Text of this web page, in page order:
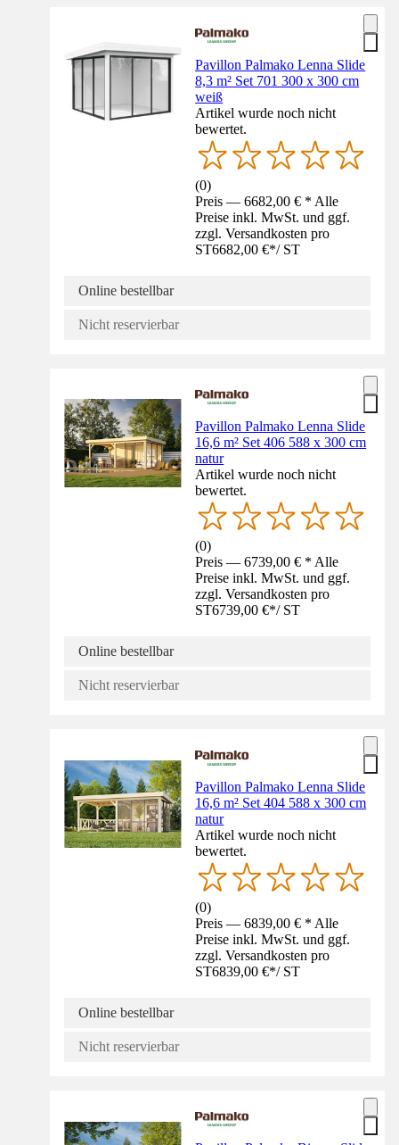
Pavillon Palmako Lenna Slide
8,3 m² Set 701 300 x 300 cm
weiß
Artikel wurde noch nicht
bewertet.
(0)
Preis — 6682,00 € * Alle
Preise inkl. MwSt. und ggf.
zzgl. Versandkosten pro
ST6682,00 €*/ ST
Online bestellbar
Nicht reservierbar
Pavillon Palmako Lenna Slide
16,6 m² Set 406 588 x 300 cm
natur
Artikel wurde noch nicht
bewertet.
(0)
Preis — 6739,00 € * Alle
Preise inkl. MwSt. und ggf.
zzgl. Versandkosten pro
ST6739,00 €*/ ST
Online bestellbar
Nicht reservierbar
Pavillon Palmako Lenna Slide
16,6 m² Set 404 588 x 300 cm
natur
Artikel wurde noch nicht
bewertet.
(0)
Preis — 6839,00 € * Alle
Preise inkl. MwSt. und ggf.
zzgl. Versandkosten pro
ST6839,00 €*/ ST
Online bestellbar
Nicht reservierbar